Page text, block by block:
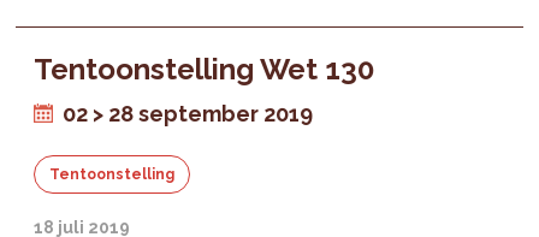
Tentoonstelling Wet 130
02 > 28 september 2019
Tentoonstelling
18 juli 2019